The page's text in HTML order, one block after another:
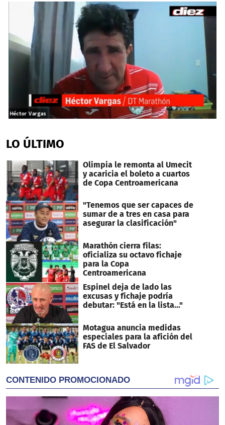
of
2
58
seconds
LO ÚLTIMO
Olimpia le remonta al Umecit
y acaricia el boleto a cuartos
de Copa Centroamericana
"Tenemos que ser capaces de
sumar de a tres en casa para
asegurar la clasificación"
Marathón cierra filas:
oficializa su octavo fichaje
para la Copa
Centroamericana
Espinel deja de lado las
excusas y fichaje podría
debutar: "Está en la lista..."
Motagua anuncia medidas
especiales para la afición del
FAS de El Salvador